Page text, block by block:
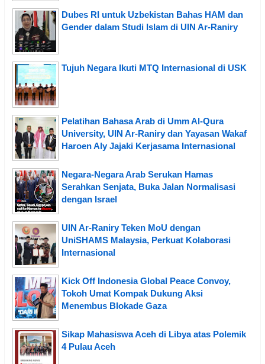
Dubes RI untuk Uzbekistan Bahas HAM dan
Gender dalam Studi Islam di UIN Ar-Raniry
Tujuh Negara Ikuti MTQ Internasional di USK
Pelatihan Bahasa Arab di Umm Al-Qura
University, UIN Ar-Raniry dan Yayasan Wakaf
Haroen Aly Jajaki Kerjasama Internasional
Negara-Negara Arab Serukan Hamas
Serahkan Senjata, Buka Jalan Normalisasi
dengan Israel
UIN Ar-Raniry Teken MoU dengan
UniSHAMS Malaysia, Perkuat Kolaborasi
Internasional
Kick Off Indonesia Global Peace Convoy,
Tokoh Umat Kompak Dukung Aksi
Menembus Blokade Gaza
Sikap Mahasiswa Aceh di Libya atas Polemik
4 Pulau Aceh